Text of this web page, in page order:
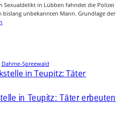
Sexualdelikt in Lübben fahndet die Polizei
bislang unbekannten Mann. Grundlage der
Dahme-Spreewald
in Teupitz: Täter erbeuten